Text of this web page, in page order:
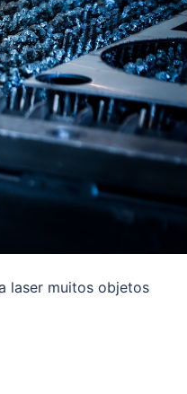
laser muitos objetos